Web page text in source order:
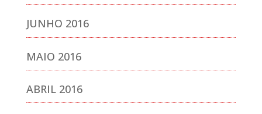
JUNHO 2016
MAIO 2016
ABRIL 2016